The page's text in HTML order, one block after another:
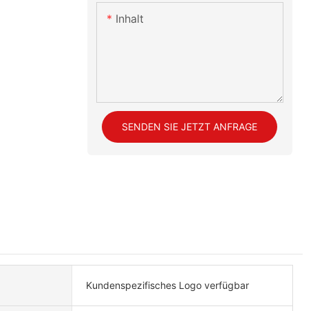
Inhalt
SENDEN SIE JETZT ANFRAGE
Kundenspezifisches Logo verfügbar